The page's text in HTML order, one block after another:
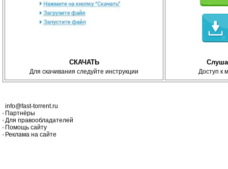
СКАЧАТЬ
Для скачивания следуйте инструкции Доступ к
info@fast-torrent.ru
Партнёры
Для правообладателей
Помощь сайту
Реклама на сайте